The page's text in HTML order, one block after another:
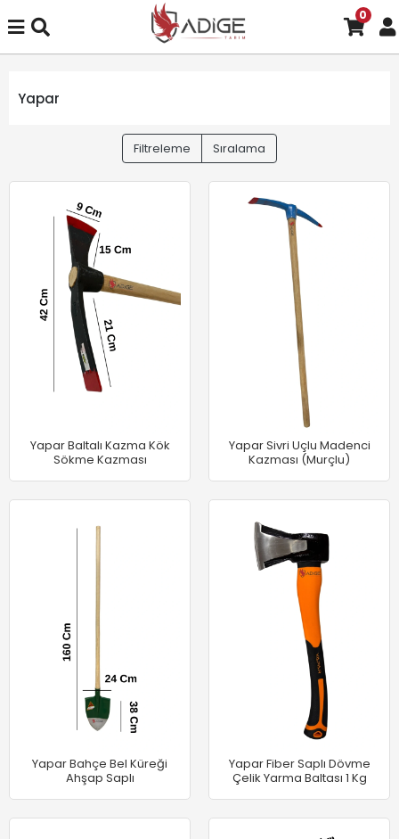
0
Yapar
Filtreleme Sıralama
Yapar Baltalı Kazma Kök
Sökme Kazması
Yapar Sivri Uçlu Madenci
Kazması (Murçlu)
Yapar Bahçe Bel Küreği
Ahşap Saplı
Yapar Fiber Saplı Dövme
Çelik Yarma Baltası 1 Kg